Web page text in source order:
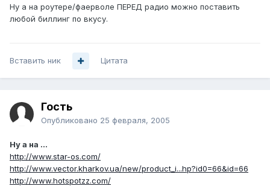
Ну а на роутере/фаерволе ПЕРЕД радио можно поставить
любой биллинг по вкусу.
Вставить ник Цитата
Гость
Опубликовано 25 февраля, 2005
Ну а на ...
http://www.star-os.com/
http://www.vector.kharkov.ua/new/product_i...hp?id0=66&id=66
http://www.hotspotzz.com/